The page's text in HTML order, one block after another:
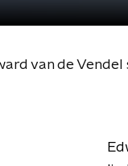
van de